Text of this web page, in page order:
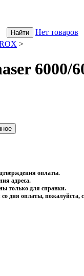
Нет товаров
>
6000/
оплаты.
адреса.
только для справки.
дня оплаты,